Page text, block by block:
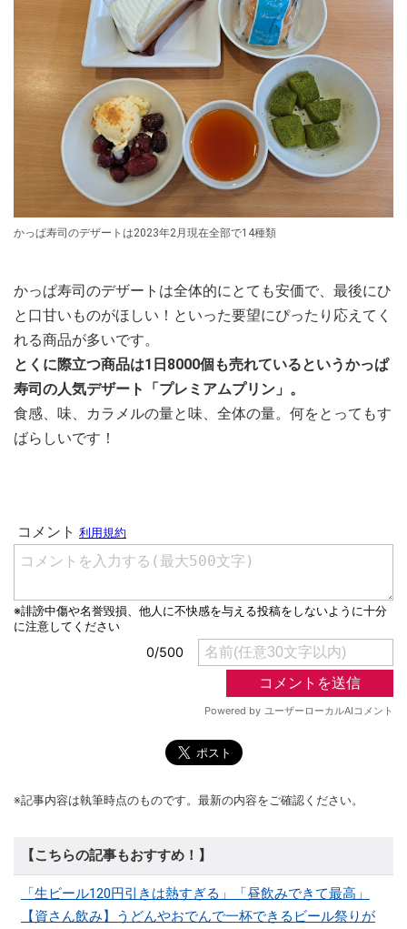
かっぱ寿司のデザートは2023年2月現在全部で14種類
かっぱ寿司のデザートは全体的にとても安価で、最後にひ
と口甘いものがほしい！といった要望にぴったり応えてく
れる商品が多いです。
とくに際立つ商品は1日8000個も売れているというかっぱ
寿司の人気デザート「プレミアムプリン」。
食感、味、カラメルの量と味、全体の量。何をとってもす
ばらしいです！
※記事内容は執筆時点のものです。最新の内容をご確認ください。
【こちらの記事もおすすめ！】
「生ビール120円引きは熱すぎる」「昼飲みできて最高」
【資さん飲み】うどんやおでんで一杯できるビール祭りが